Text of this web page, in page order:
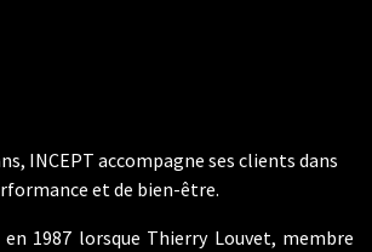
INCEPT accompagne ses clients dans
et de bien-être.
1987 lorsque Thierry Louvet, membre